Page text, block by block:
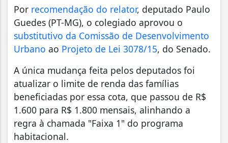
Por recomendação do relator, deputado Paulo
Guedes (PT-MG), o colegiado aprovou o
substitutivo da Comissão de Desenvolvimento
Urbano ao Projeto de Lei 3078/15, do Senado.
A única mudança feita pelos deputados foi
atualizar o limite de renda das famílias
beneficiadas por essa cota, que passou de R$
1.600 para R$ 1.800 mensais, alinhando a
regra à chamada "Faixa 1" do programa
habitacional.